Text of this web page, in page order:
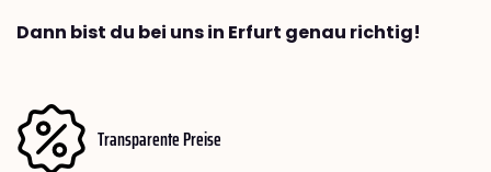
Dann bist du bei uns in Erfurt genau richtig!
Transparente Preise